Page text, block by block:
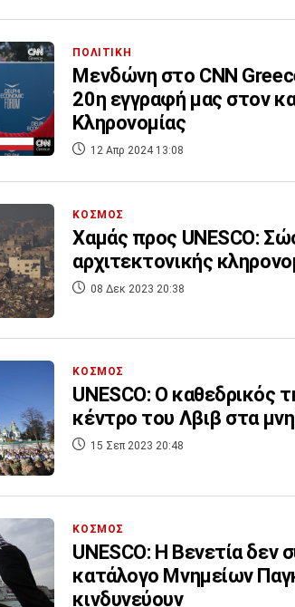
ΠΟΛΙΤΙΚΗ
Μενδώνη στο CNN
20η εγγραφή μας στον
Κληρονομίας
12 Απρ 2024 13:08
ΚΟΣΜΟΣ
Χαμάς προς UNESCO:
αρχιτεκτονικής
08 Δεκ 2023 20:38
ΚΟΣΜΟΣ
UNESCO: O καθεδρικός
κέντρο του Λβιβ στα
15 Σεπ 2023 20:48
ΚΟΣΜΟΣ
UNESCO: Η Βενετία δεν
κατάλογο Μνημείων
κινδυνεύουν